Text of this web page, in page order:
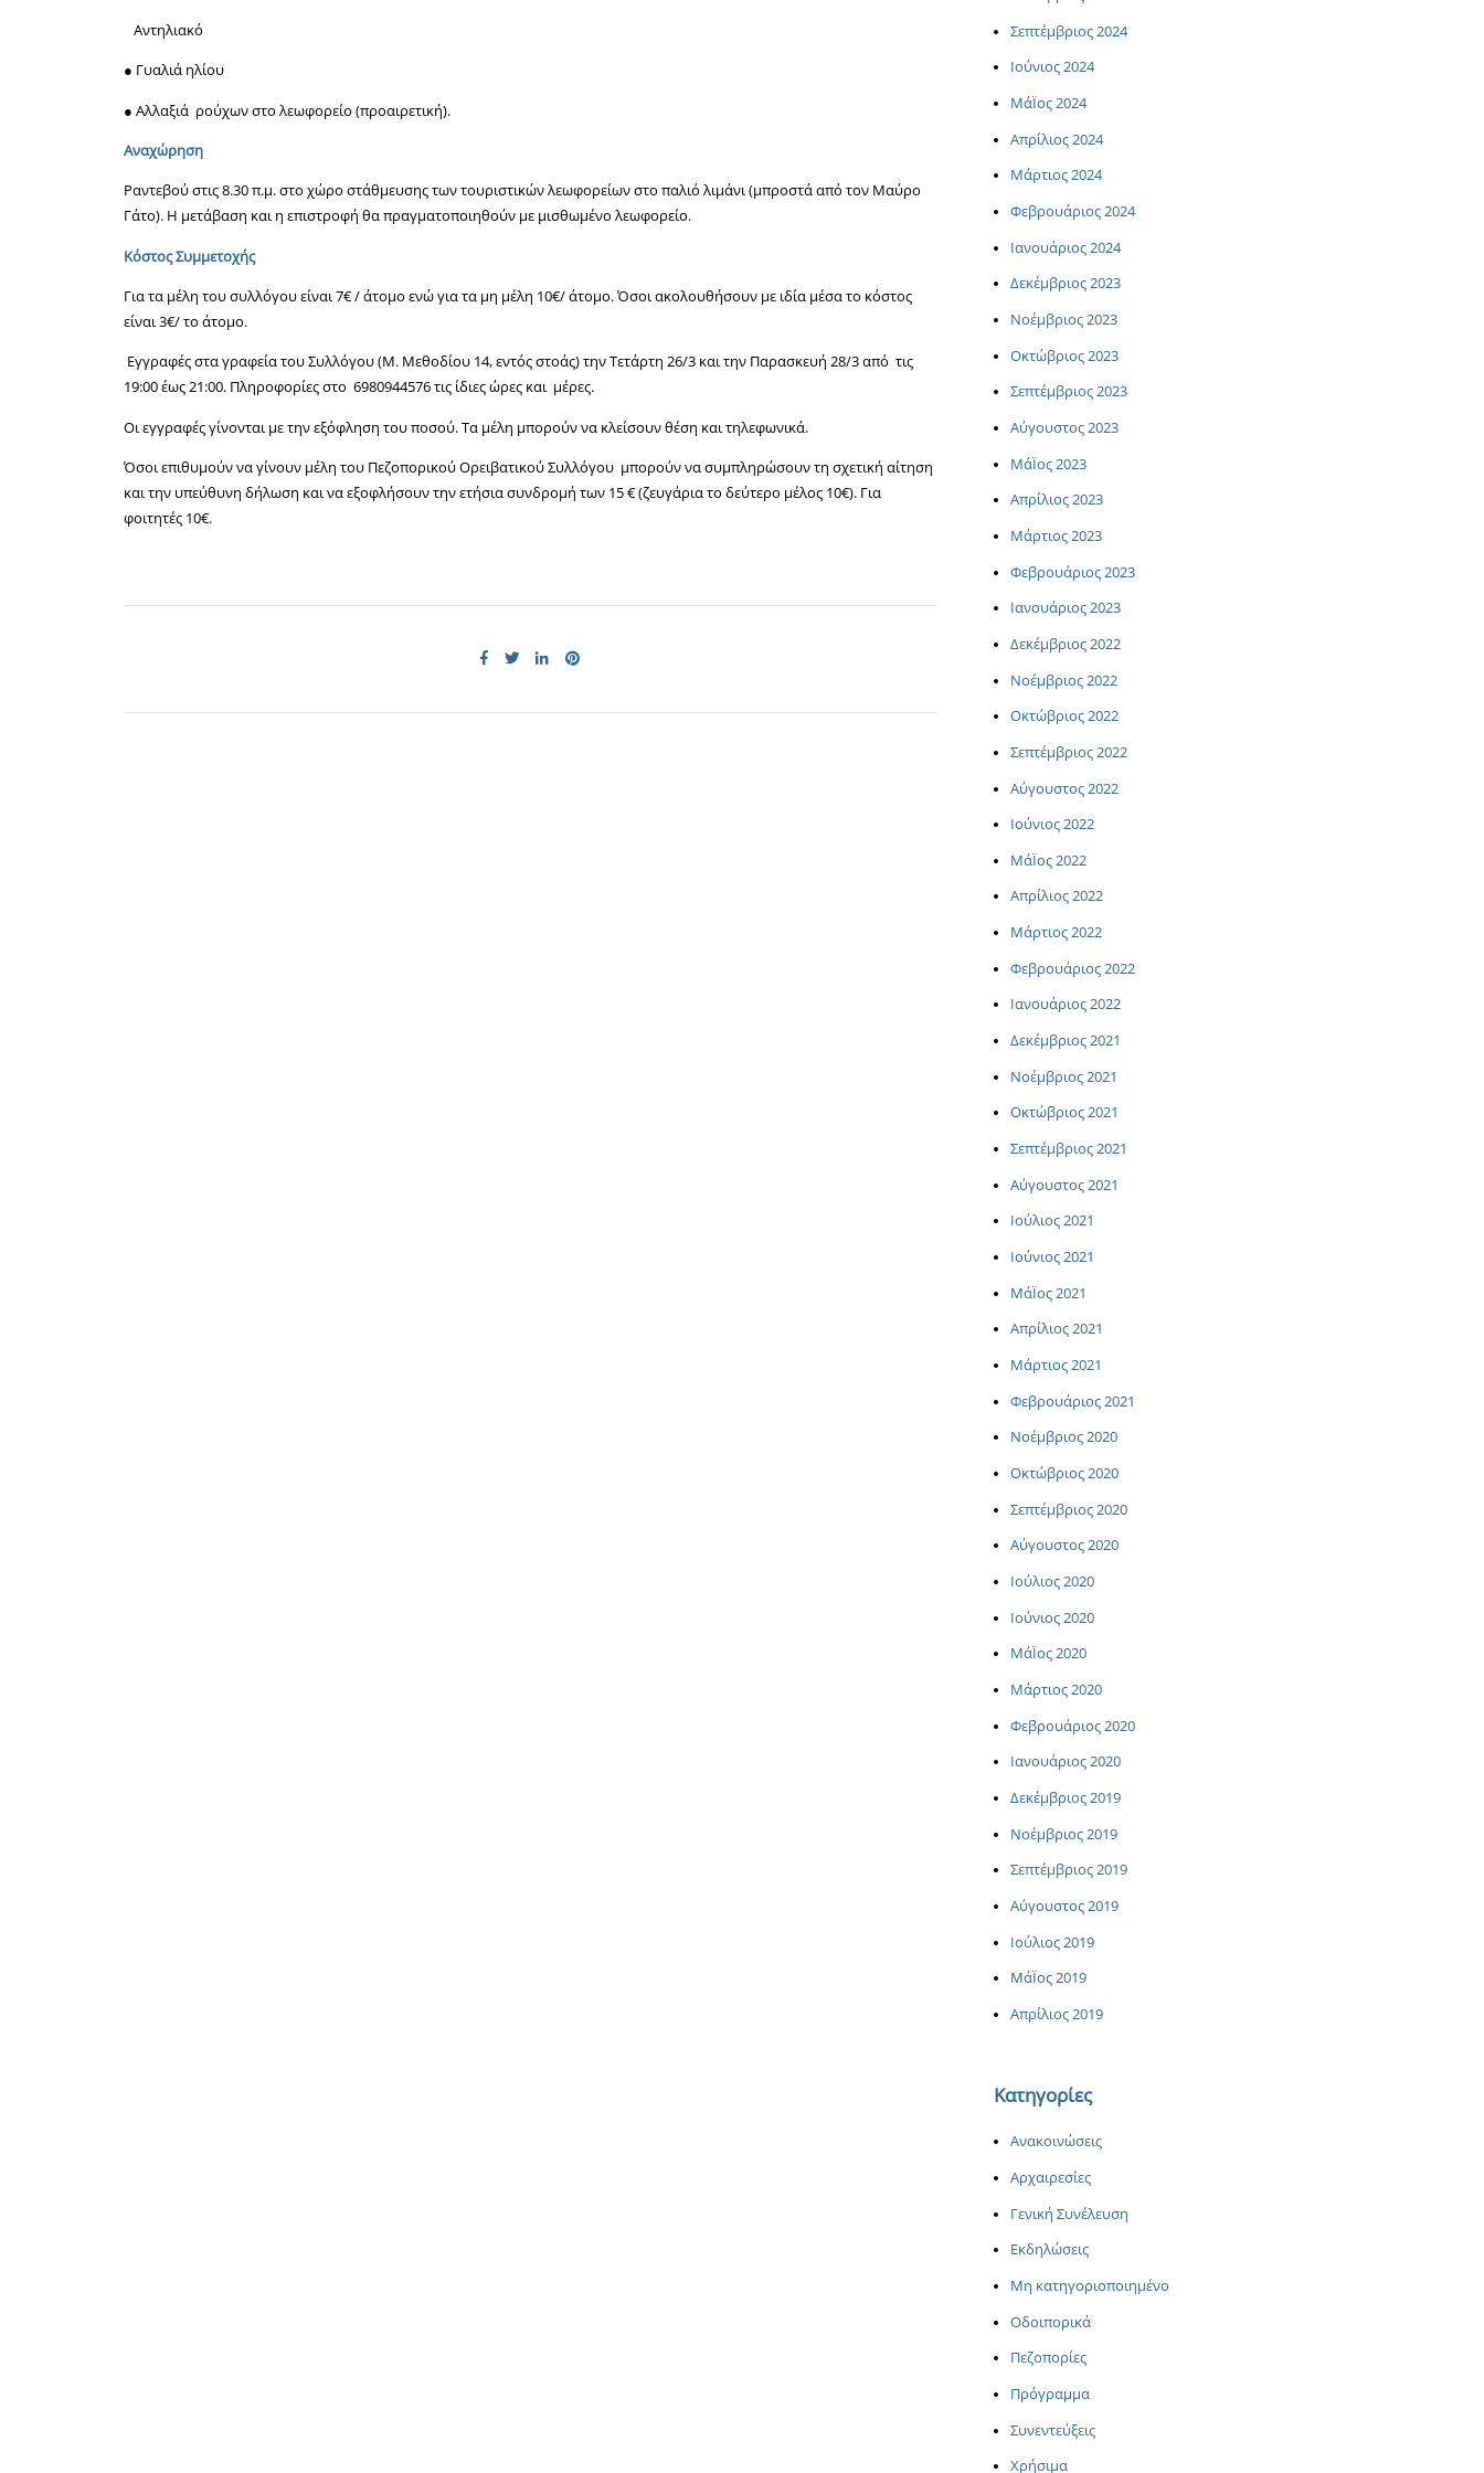
Αντηλιακό
● Γυαλιά ηλίου
● Αλλαξιά ρούχων στο λεωφορείο (προαιρετική).
Αναχώρηση
Ραντεβού στις 8.30 π.μ. στο χώρο στάθμευσης των τουριστικών λεωφορείων στο παλιό λιμάνι (μπροστά από τον Μαύρο
Γάτο). Η μετάβαση και η επιστροφή θα πραγματοποιηθούν με μισθωμένο λεωφορείο.
Κόστος Συμμετοχής
Για τα μέλη του συλλόγου είναι 7€ / άτομο ενώ για τα μη μέλη 10€/ άτομο. Όσοι ακολουθήσουν με ιδία μέσα το κόστος
είναι 3€/ το άτομο.
Εγγραφές στα γραφεία του Συλλόγου (Μ. Μεθοδίου 14, εντός στοάς) την Τετάρτη 26/3 και την Παρασκευή 28/3 από τις
19:00 έως 21:00. Πληροφορίες στο 6980944576 τις ίδιες ώρες και μέρες.
Οι εγγραφές γίνονται με την εξόφληση του ποσού. Τα μέλη μπορούν να κλείσουν θέση και τηλεφωνικά.
Όσοι επιθυμούν να γίνουν μέλη του Πεζοπορικού Ορειβατικού Συλλόγου μπορούν να συμπληρώσουν τη σχετική αίτηση
και την υπεύθυνη δήλωση και να εξοφλήσουν την ετήσια συνδρομή των 15 € (ζευγάρια το δεύτερο μέλος 10€). Για
φοιτητές 10€.
Σεπτέμβριος 2024
Ιούνιος 2024
ΜάΪος 2024
Απρίλιος 2024
Μάρτιος 2024
Φεβρουάριος 2024
Ιανουάριος 2024
Δεκέμβριος 2023
Νοέμβριος 2023
Οκτώβριος 2023
Σεπτέμβριος 2023
Αύγουστος 2023
ΜάΪος 2023
Απρίλιος 2023
Μάρτιος 2023
Φεβρουάριος 2023
Ιανουάριος 2023
Δεκέμβριος 2022
Νοέμβριος 2022
Οκτώβριος 2022
Σεπτέμβριος 2022
Αύγουστος 2022
Ιούνιος 2022
ΜάΪος 2022
Απρίλιος 2022
Μάρτιος 2022
Φεβρουάριος 2022
Ιανουάριος 2022
Δεκέμβριος 2021
Νοέμβριος 2021
Οκτώβριος 2021
Σεπτέμβριος 2021
Αύγουστος 2021
Ιούλιος 2021
Ιούνιος 2021
ΜάΪος 2021
Απρίλιος 2021
Μάρτιος 2021
Φεβρουάριος 2021
Νοέμβριος 2020
Οκτώβριος 2020
Σεπτέμβριος 2020
Αύγουστος 2020
Ιούλιος 2020
Ιούνιος 2020
ΜάΪος 2020
Μάρτιος 2020
Φεβρουάριος 2020
Ιανουάριος 2020
Δεκέμβριος 2019
Νοέμβριος 2019
Σεπτέμβριος 2019
Αύγουστος 2019
Ιούλιος 2019
ΜάΪος 2019
Απρίλιος 2019
Κατηγορίες
Ανακοινώσεις
Αρχαιρεσίες
Γενική Συνέλευση
Εκδηλώσεις
Μη κατηγοριοποιημένο
Οδοιπορικά
Πεζοπορίες
Πρόγραμμα
Συνεντεύξεις
Χρήσιμα